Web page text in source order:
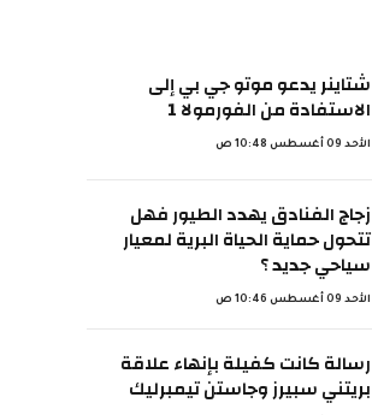
شتاينر يدعو موتو جي بي إلى
الاستفادة من الفورمولا 1
الأحد 09 أغسطس 10:48 ص
زجاج الفنادق يهدد الطيور فهل
تتحول حماية الحياة البرية لمعيار
سياحي جديد ؟
الأحد 09 أغسطس 10:46 ص
رسالة كانت كفيلة بإنهاء علاقة
بريتني سبيرز وجاستن تيمبرليك